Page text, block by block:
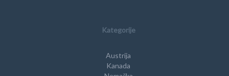
Kategorije
Austrija
Kanada